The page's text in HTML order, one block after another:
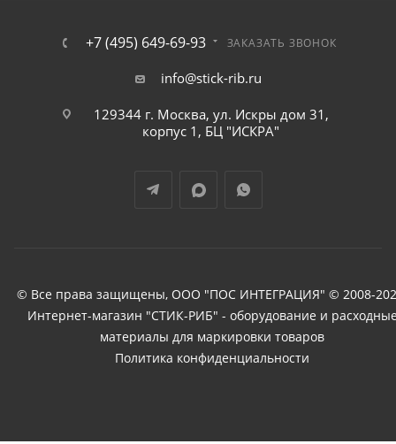
+7 (495) 649-69-93 ЗАКАЗАТЬ ЗВОНОК
info@stick-rib.ru
129344 г. Москва, ул. Искры дом 31,
корпус 1, БЦ "ИСКРА"
© Все права защищены, ООО "ПОС ИНТЕГРАЦИЯ" © 2008-
Интернет-магазин "СТИК-РИБ" - оборудование и
материалы для маркировки товаров
Политика конфиденциальности